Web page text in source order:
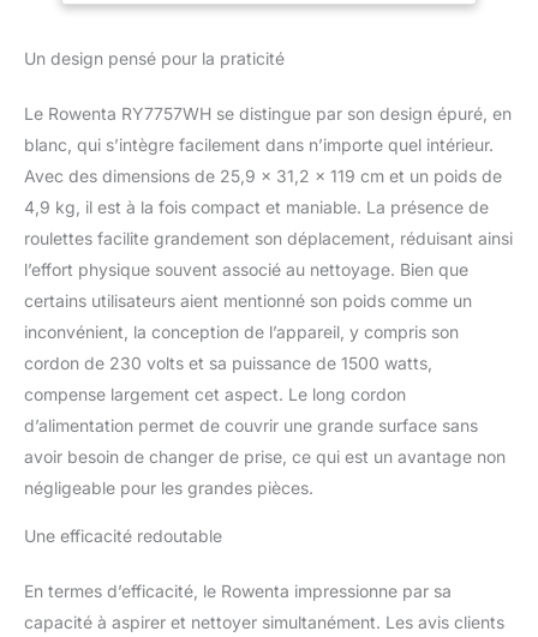
NETTOYAGE SAIN :
élimine jusqu'à 99,9 %
des germes et des
bactéries en utilisant
uniquement l'eau du
robinet ; pas de produits
chimiques ni détergents
DIFFUSEUR D'HUILES
ESSENTIELLES : situé
sur la tête d'aspiration ;
versez quelques gouttes
d'huiles essentielles sur
la pastille fournie avec le
produit ; glissez la
pastille à l'intérieur du
diffuseur ; laissez la
vapeur diffuser le parfum
engagement de
réparabilité 15 ans au
Un design pensé pour la praticité
Le Rowenta RY7757WH se distingue par son design épuré, en
blanc, qui s’intègre facilement dans n’importe quel intérieur.
Avec des dimensions de 25,9 x 31,2 x 119 cm et un poids de
4,9 kg, il est à la fois compact et maniable. La présence de
roulettes facilite grandement son déplacement, réduisant ainsi
l’effort physique souvent associé au nettoyage. Bien que
certains utilisateurs aient mentionné son poids comme un
inconvénient, la conception de l’appareil, y compris son
cordon de 230 volts et sa puissance de 1500 watts,
compense largement cet aspect. Le long cordon
d’alimentation permet de couvrir une grande surface sans
avoir besoin de changer de prise, ce qui est un avantage non
négligeable pour les grandes pièces.
Une efficacité redoutable
En termes d’efficacité, le Rowenta impressionne par sa
capacité à aspirer et nettoyer simultanément. Les avis clients